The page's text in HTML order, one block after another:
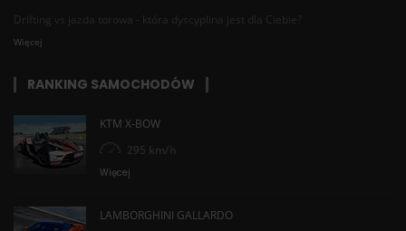
Drifting vs jazda torowa - która dyscyplina jest dla Ciebie?
Więcej
RANKING SAMOCHODÓW
KTM X-BOW
295 km/h
Więcej
LAMBORGHINI GALLARDO